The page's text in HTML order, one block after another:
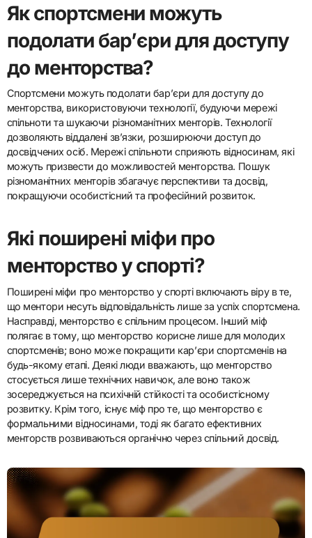
Як спортсмени можуть
подолати бар’єри для доступу
до менторства?
Спортсмени можуть подолати бар’єри для доступу до
менторства, використовуючи технології, будуючи мережі
спільноти та шукаючи різноманітних менторів. Технології
дозволяють віддалені зв’язки, розширюючи доступ до
досвідчених осіб. Мережі спільноти сприяють відносинам, які
можуть призвести до можливостей менторства. Пошук
різноманітних менторів збагачує перспективи та досвід,
покращуючи особистісний та професійний розвиток.
Які поширені міфи про
менторство у спорті?
Поширені міфи про менторство у спорті включають віру в те,
що ментори несуть відповідальність лише за успіх спортсмена.
Насправді, менторство є спільним процесом. Інший міф
полягає в тому, що менторство корисне лише для молодих
спортсменів; воно може покращити кар’єри спортсменів на
будь-якому етапі. Деякі люди вважають, що менторство
стосується лише технічних навичок, але воно також
зосереджується на психічній стійкості та особистісному
розвитку. Крім того, існує міф про те, що менторство є
формальними відносинами, тоді як багато ефективних
менторств розвиваються органічно через спільний досвід.